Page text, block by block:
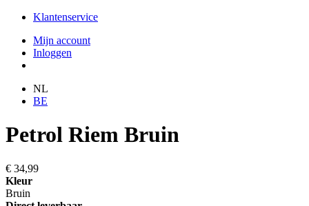
Klantenservice
Mijn account
Inloggen
NL
BE
Petrol Riem Bruin
€ 34,99
Kleur
Bruin